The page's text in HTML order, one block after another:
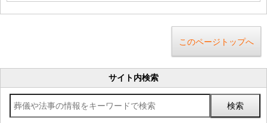
このページトップへ
サイト内検索